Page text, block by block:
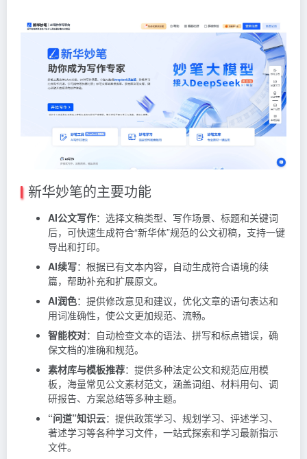
新华妙笔的主要功能
AI公文写作：选择文稿类型、写作场景、标题和关键词
后，可快速生成符合“新华体”规范的公文初稿，支持一键
导出和打印。
AI续写：根据已有文本内容，自动生成符合语境的续
篇，帮助补充和扩展原文。
AI润色：提供修改意见和建议，优化文章的语句表达和
用词准确性，使公文更加规范、流畅。
智能校对：自动检查文本的语法、拼写和标点错误，确
保文档的准确和规范。
素材库与模板推荐：提供多种法定公文和规范应用模
板，海量常见公文素材范文，涵盖词组、材料用句、调
研报告、方案总结等多种主题。
“问道”知识云：提供政策学习、规划学习、评述学习、
著述学习等各种学习文件，一站式探索和学习最新指示
文件。